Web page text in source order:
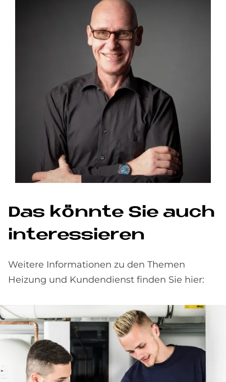
Das könnte Sie auch
interessieren
Weitere Informationen zu den Themen
Heizung und Kundendienst finden Sie hier: